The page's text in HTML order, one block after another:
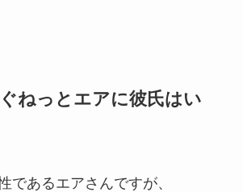
ねっとエアに彼氏はい
であるエアさんですが、